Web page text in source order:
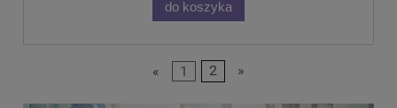
do koszyka
« 1 2 »